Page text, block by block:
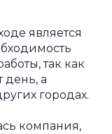
является
так как
день, а
городах.
компания,